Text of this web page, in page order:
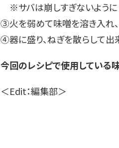
※サバは崩しすぎないように
③火を弱めて味噌󠄀を溶き入れ、
④器に盛り、ねぎを散らして出
今回のレシピで使用している
＜Edit：編集部＞